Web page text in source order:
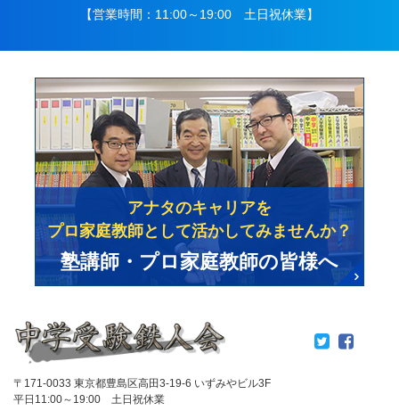
【営業時間：11:00～19:00 土日祝休業】
〒171-0033 東京都豊島区高田3-19-6 いずみやビル3F
平日11:00～19:00 土日祝休業
アナタのキャリアを
プロ家庭教師として活かしてみませんか？
塾講師・プロ家庭教師の皆様へ